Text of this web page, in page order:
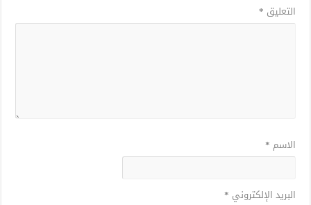
التعليق *
الاسم *
البريد الإلكتروني *